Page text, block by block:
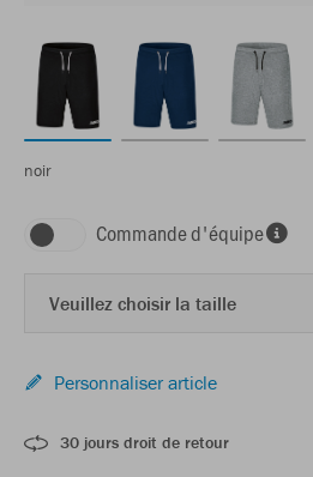
noir
Commande d'équipe
Veuillez choisir la taille
Personnaliser article
30 jours droit de retour